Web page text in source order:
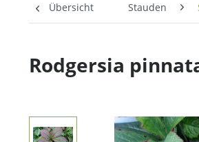
Übersicht Stauden
Rodgersia